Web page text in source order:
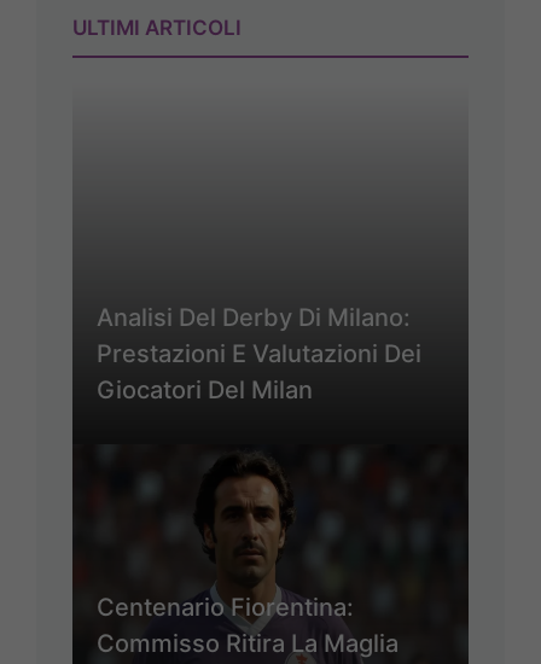
ULTIMI ARTICOLI
Analisi Del Derby Di Milano:
Prestazioni E Valutazioni Dei
Giocatori Del Milan
Centenario Fiorentina:
Commisso Ritira La Maglia